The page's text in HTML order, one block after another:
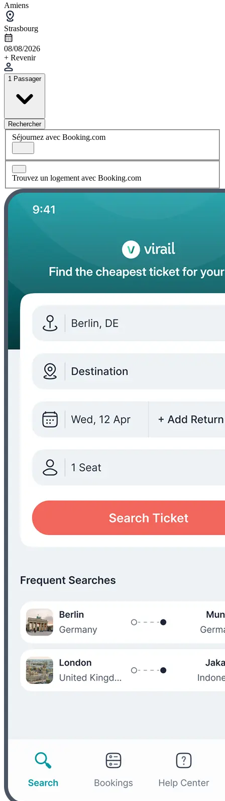
Amiens
Strasbourg
08/08/2026
+ Revenir
1 Passager
Rechercher
Séjournez avec Booking.com
Trouvez un logement avec Booking.com